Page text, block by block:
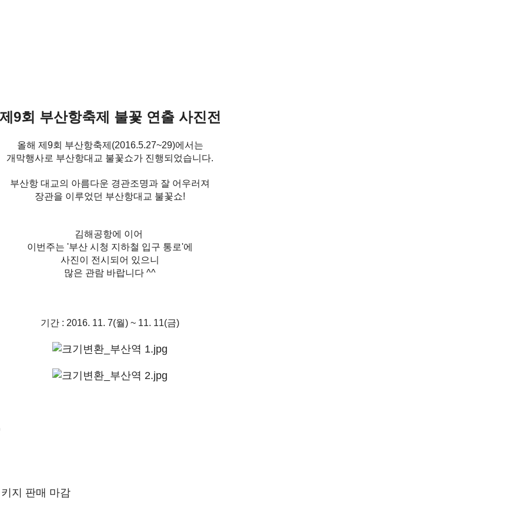
제9회 부산항축제 불꽃 연출 사진전
올해 제9회 부산항축제(2016.5.27~29)에서는
개막행사로 부산항대교 불꽃쇼가 진행되었습니다.
부산항 대교의 아름다운 경관조명과 잘 어우러져
장관을 이루었던 부산항대교 불꽃쇼!
김해공항에 이어
이번주는 '부산 시청 지하철 입구 통로'에
사진이 전시되어 있으니
많은 관람 바랍니다 ^^
기간 : 2016. 11. 7(월) ~ 11. 11(금)
지 판매 마감